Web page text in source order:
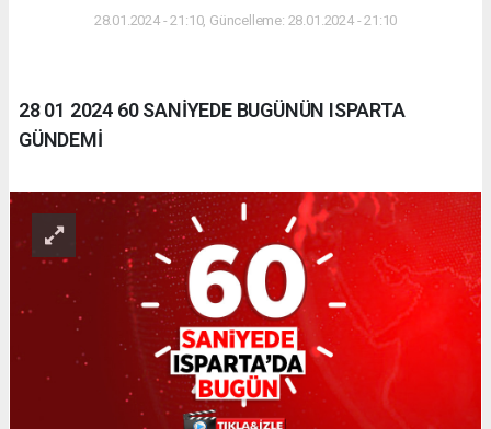
28.01.2024 - 21:10, Güncelleme: 28.01.2024 - 21:10
28 01 2024 60 SANİYEDE BUGÜNÜN ISPARTA
GÜNDEMİ